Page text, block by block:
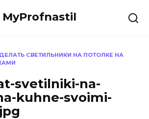
MyProfnastil
СВЕТИЛЬНИКИ НА ПОТОЛКЕ НА
svetilniki-na-
kuhne-svoimi-